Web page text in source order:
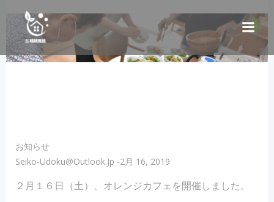
テ
ン
ツ
お知らせ
Seiko-Udoku@outlook.jp -2月 16, 2019
２月１６日（土）、オレンジカフェを開催しました。